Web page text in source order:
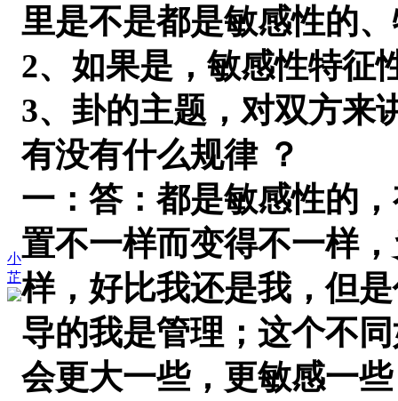
小
芷
里是不是都是敏感性的
2、如果是，敏感性特征
3、卦的主题，对双方来
有没有什么规律 ？
一：答：都是敏感性的
置不一样而变得不一样
样，好比我还是我，但
导的我是管理；这个不
会更大一些，更敏感一